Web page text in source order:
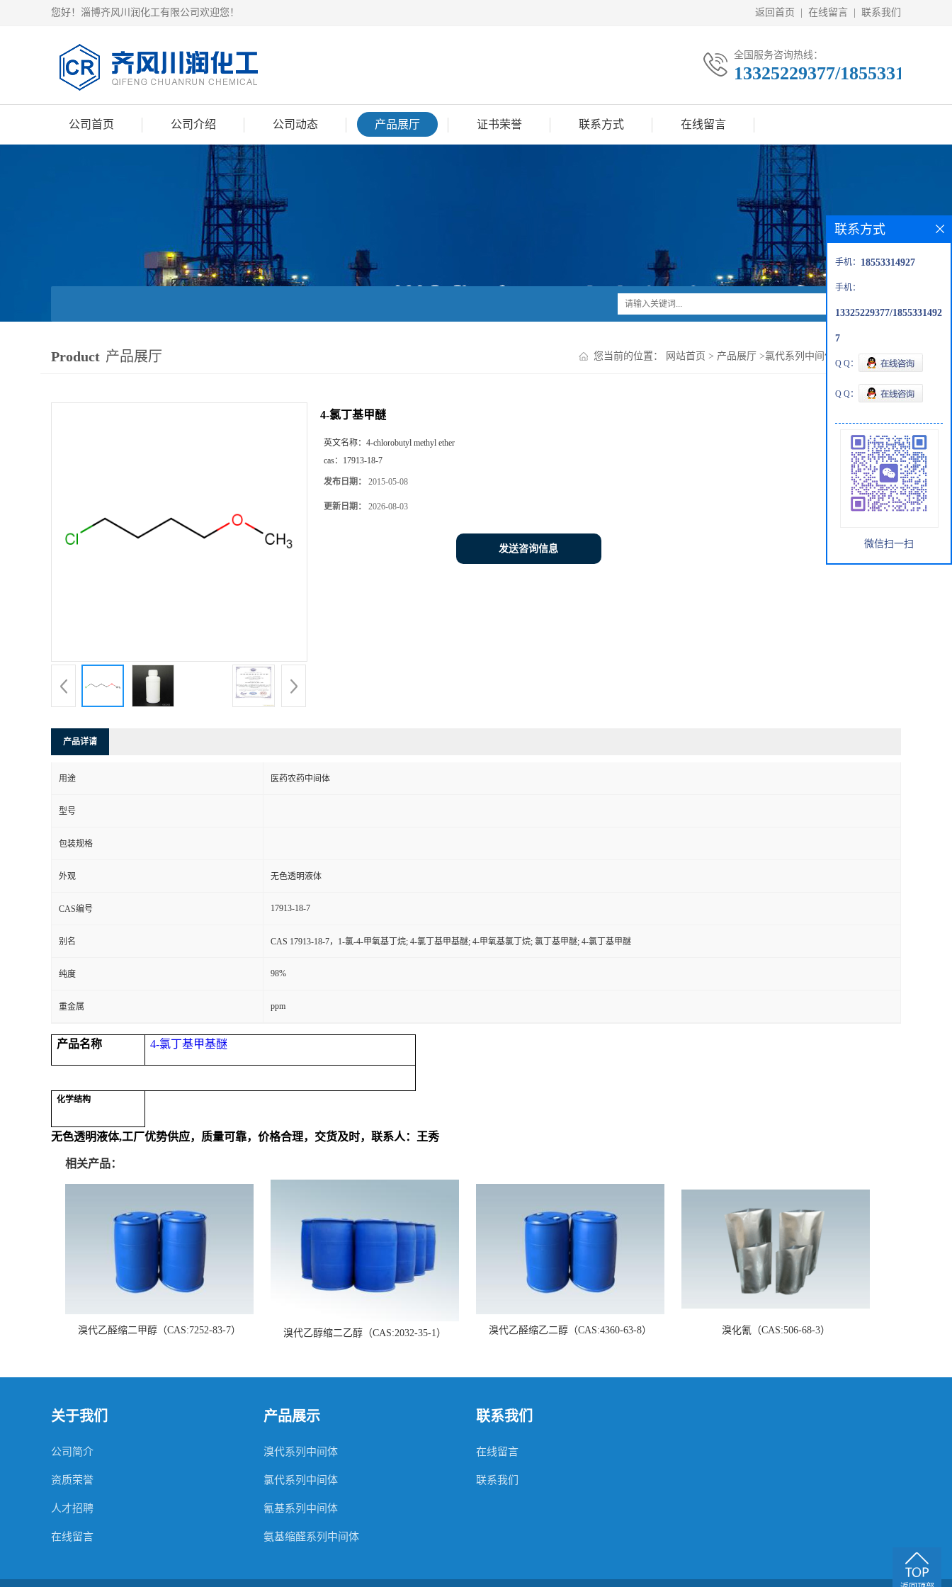
您好！淄博齐风川润化工有限公司欢迎您！ 返回首页 在线留言 联系我们
全国服务咨询热线：
13325229377/18553314927
公司首页 公司介绍 公司动态 产品展厅 证书荣誉 联系方式 在线留言
Product 产品展厅 您当前的位置： 网站首页 > 产品展厅 >氯代系列中间体 4-氯丁基甲醚
4-氯丁基甲醚
英文名称： 4-chlorobutyl methyl ether
cas： 17913-18-7
发布日期： 2015-05-08
更新日期： 2026-08-03
发送咨询信息
产品详请
用途 医药农药中间体
型号
包装规格
外观 无色透明液体
CAS编号 17913-18-7
别名 CAS 17913-18-7，1-氯-4-甲氧基丁烷; 4-氯丁基甲基醚; 4-甲氧基氯丁烷; 氯丁基甲醚; 4-氯丁基甲醚
纯度 98%
重金属 ppm
产品名称 4-氯丁基甲基醚
化学结构
无色透明液体,工厂优势供应，质量可靠，价格合理，交货及时，联系人：王秀
相关产品：
溴代乙醛缩二甲醇（CAS:7252-83-7） 溴代乙醇缩二乙醇（CAS:2032-35-1） 溴代乙醛缩乙二醇（CAS:4360-63-8） 溴化氰（CAS:506-68-3）
联系方式
手机： 18553314927
手机：
13325229377/1855331492
7
Q Q：
Q Q：
微信扫一扫
关于我们
公司简介
资质荣誉
人才招聘
在线留言
产品展示
溴代系列中间体
氯代系列中间体
氰基系列中间体
氨基缩醛系列中间体
联系我们
在线留言
联系我们